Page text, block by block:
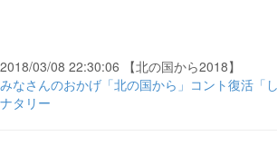
2018/03/08 22:30:06 【北の国から2018】
みなさんのおかげ「北の国から」コント復活「
ナタリー